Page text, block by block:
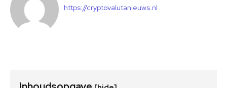
https://cryptovalutanieuws.nl